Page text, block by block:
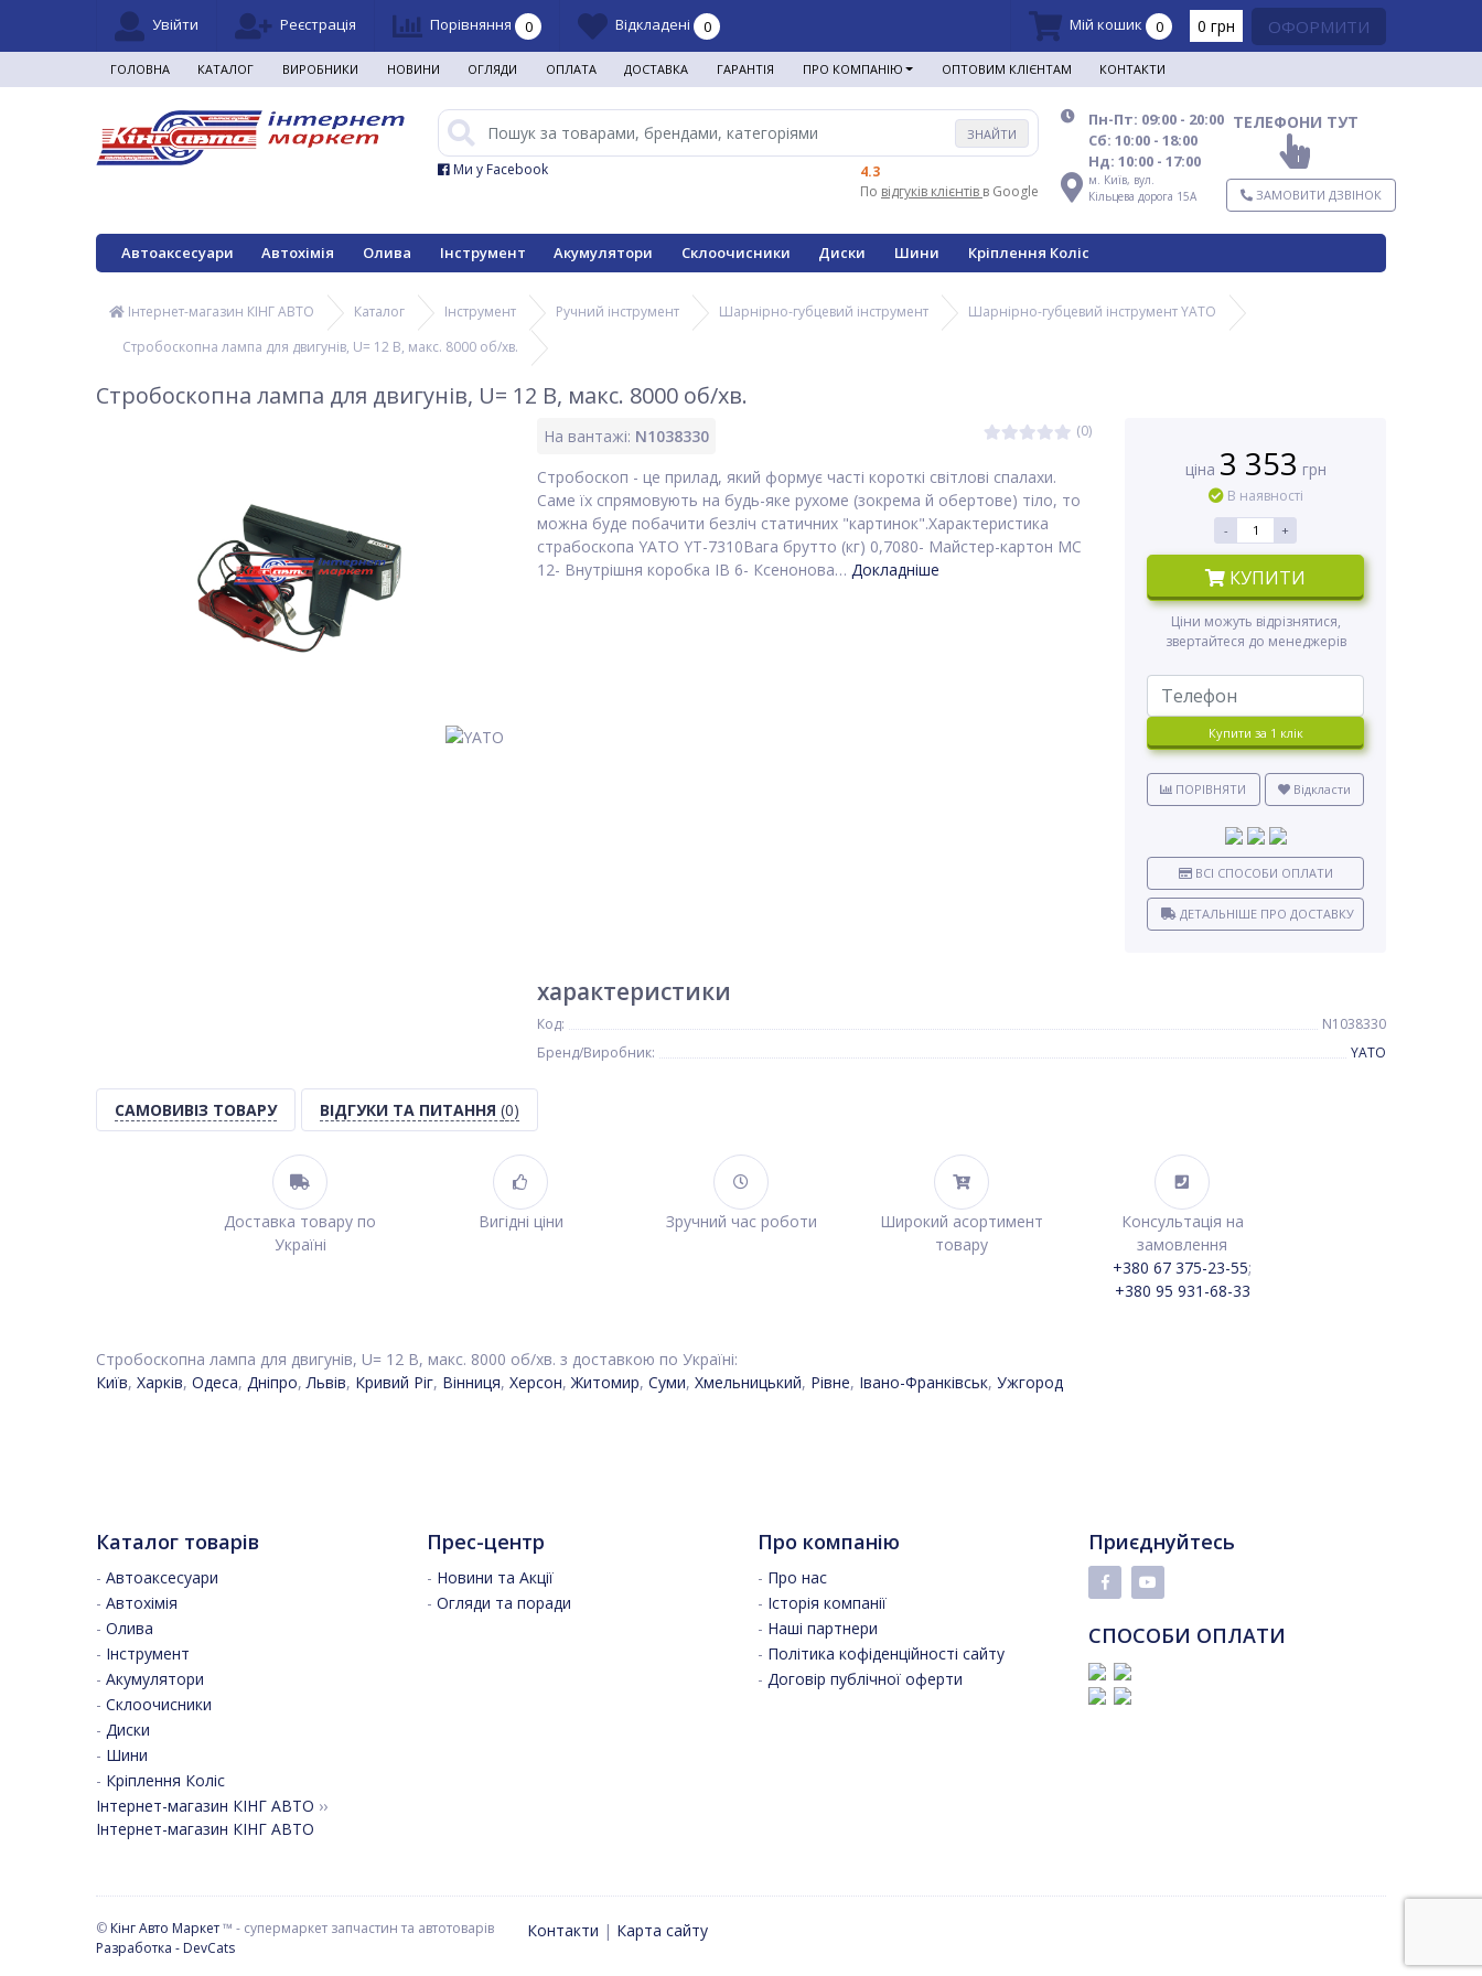
Увійти Реєстрація Порівняння 0 Відкладені 0 Мій кошик 0 0 грн ОФОРМИТИ
ГОЛОВНА КАТАЛОГ ВИРОБНИКИ НОВИНИ ОГЛЯДИ ОПЛАТА ДОСТАВКА ГАРАНТІЯ ПРО КОМПАНІЮ ОПТОВИМ КЛІЄНТАМ КОНТАКТИ
ЗНАЙТИ
4.3
По відгуків клієнтів в Google
Ми у Facebook
Пн-Пт: 09:00 - 20:00
Сб: 10:00 - 18:00
Нд: 10:00 - 17:00
м. Київ, вул.
Кільцева дорога 15А
ТЕЛЕФОНИ ТУТ
ЗАМОВИТИ ДЗВІНОК
Автоаксесуари Автохімія Олива Інструмент Акумулятори Склоочисники Диски Шини Кріплення Коліс
Інтернет-магазин КІНГ АВТО Каталог Інструмент Ручний інструмент Шарнірно-губцевий інструмент
Шарнірно-губцевий інструмент YATO
Стробоскопна лампа для двигунів, U= 12 В, макс. 8000 об/хв.
Стробоскопна лампа для двигунів, U= 12 В, макс. 8000 об/хв.
На вантажі: N1038330 (0)
Стробоскоп - це прилад, який формує часті короткі світлові спалахи.
Саме їх спрямовують на будь-яке рухоме (зокрема й обертове) тіло, то
можна буде побачити безліч статичних "картинок".Характеристика
страбоскопа YATO YT-7310Вага брутто (кг) 0,7080- Майстер-картон MC
12- Внутрішня коробка IB 6- Ксенонова… Докладніше
ціна 3 353 грн
В наявності
- +
КУПИТИ
Ціни можуть відрізнятися,
звертайтеся до менеджерів
Купити за 1 клiк
ПОРІВНЯТИ Відкласти
ВСІ СПОСОБИ ОПЛАТИ
ДЕТАЛЬНІШЕ ПРО ДОСТАВКУ
характеристики
Код:
N1038330
Бренд/Виробник:
YATO
САМОВИВІЗ ТОВАРУ ВІДГУКИ ТА ПИТАННЯ (0)
Доставка товару по
Україні
Вигідні ціни Зручний час роботи
Широкий асортимент
товару
Консультація на
замовлення
+380 67 375-23-55;
+380 95 931-68-33
Стробоскопна лампа для двигунів, U= 12 В, макс. 8000 об/хв. з доставкою по Україні:
Київ, Харків, Одеса, Дніпро,Львів, Кривий Ріг, Вінниця, Херсон,Житомир, Суми, Хмельницький, Рівне, Івано-Франківськ, Ужгород
Каталог товарів
- Автоаксесуари
- Автохімія
- Олива
- Інструмент
- Акумулятори
- Склоочисники
- Диски
- Шини
- Кріплення Коліс
Інтернет-магазин КІНГ АВТО ››
Інтернет-магазин КІНГ АВТО
Прес-центр
- Новини та Акції
- Огляди та поради
Про компанію
- Про нас
- Історія компанії
- Наші партнери
- Політика кофіденційності сайту
- Договір публічної оферти
Приєднуйтесь
СПОСОБИ ОПЛАТИ
© Кінг Авто Маркет™ - супермаркет запчастин та автотоварів
Разработка - DevCats
Контакти | Карта сайту